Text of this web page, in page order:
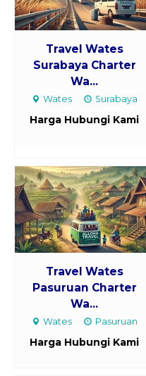
Travel Wates
Surabaya Charter
Wa...
Wates Surabaya
Harga Hubungi Kami
Travel Wates
Pasuruan Charter
Wa...
Wates Pasuruan
Harga Hubungi Kami